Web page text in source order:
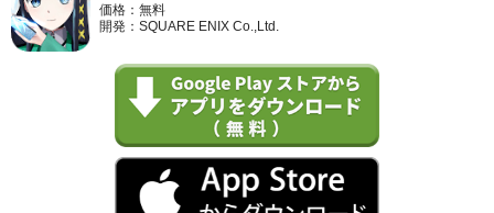
価格：無料
開発：SQUARE ENIX Co.,Ltd.